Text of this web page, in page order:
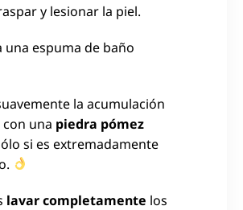
y lesionar la piel.
una espuma de baño
la acumulación
una piedra pómez
si es extremadamente
lavar completamente los